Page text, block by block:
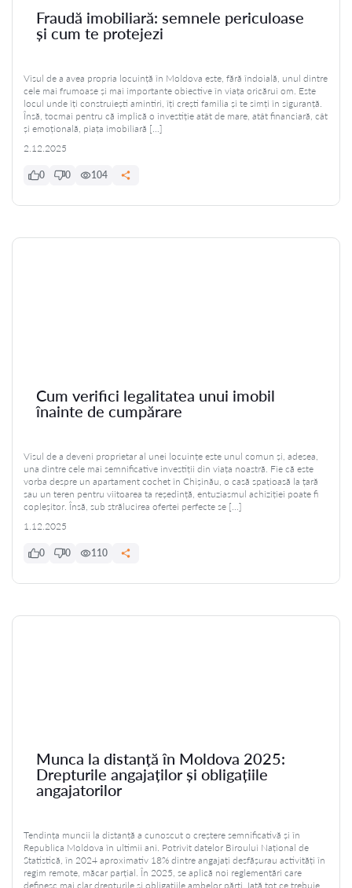
Fraudă imobiliară: semnele periculoase
și cum te protejezi
Visul de a avea propria locuință în Moldova este, fără îndoială, unul dintre
cele mai frumoase și mai importante obiective în viața oricărui om. Este
locul unde îți construiești amintiri, îți crești familia și te simți în siguranță.
Însă, tocmai pentru că implică o investiție atât de mare, atât financiară, cât
și emoțională, piața imobiliară […]
2.12.2025
0 0 104
Cum verifici legalitatea unui imobil
înainte de cumpărare
Visul de a deveni proprietar al unei locuințe este unul comun și, adesea,
una dintre cele mai semnificative investiții din viața noastră. Fie că este
vorba despre un apartament cochet în Chișinău, o casă spațioasă la țară
sau un teren pentru viitoarea ta reședință, entuziasmul achiziției poate fi
copleșitor. Însă, sub strălucirea ofertei perfecte se […]
1.12.2025
0 0 110
Munca la distanță în Moldova 2025:
Drepturile angajaților și obligațiile
angajatorilor
Tendința muncii la distanță a cunoscut o creștere semnificativă și în
Republica Moldova în ultimii ani. Potrivit datelor Biroului Național de
Statistică, în 2024 aproximativ 18% dintre angajați desfășurau activități în
regim remote, măcar parțial. În 2025, se aplică noi reglementări care
definesc mai clar drepturile și obligațiile ambelor părți. Iată tot ce trebuie